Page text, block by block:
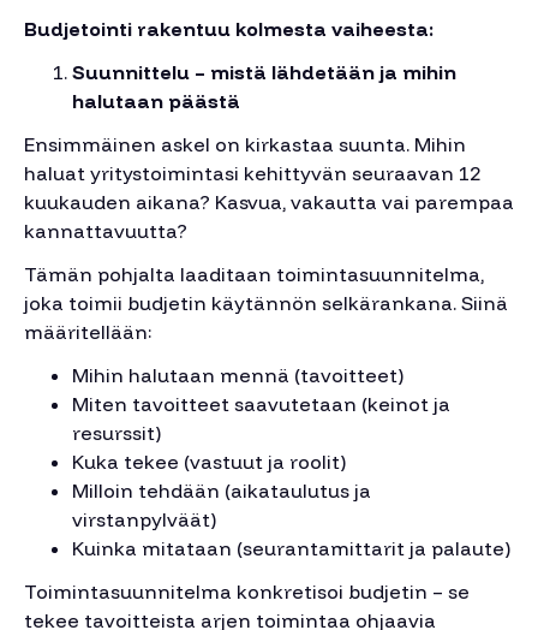
Budjetointi rakentuu kolmesta vaiheesta:
Suunnittelu – mistä lähdetään ja mihin
halutaan päästä
Ensimmäinen askel on kirkastaa suunta. Mihin
haluat yritystoimintasi kehittyvän seuraavan 12
kuukauden aikana? Kasvua, vakautta vai parempaa
kannattavuutta?
Tämän pohjalta laaditaan toimintasuunnitelma,
joka toimii budjetin käytännön selkärankana. Siinä
määritellään:
Mihin halutaan mennä (tavoitteet)
Miten tavoitteet saavutetaan (keinot ja
resurssit)
Kuka tekee (vastuut ja roolit)
Milloin tehdään (aikataulutus ja
virstanpylväät)
Kuinka mitataan (seurantamittarit ja palaute)
Toimintasuunnitelma konkretisoi budjetin – se
tekee tavoitteista arjen toimintaa ohjaavia